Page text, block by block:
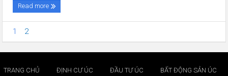
Read more
1 2
TRANG CHỦ ĐỊNH CƯ ÚC ĐẦU TƯ ÚC BẤT ĐỘNG SẢN ÚC